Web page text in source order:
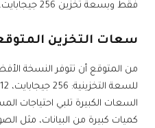
فقط وبسعة تخزين 256 جيجابايت.
سعات التخزين
السعات الكبيرة تلبي احتياجات
كميات كبيرة من البيانات، مثل